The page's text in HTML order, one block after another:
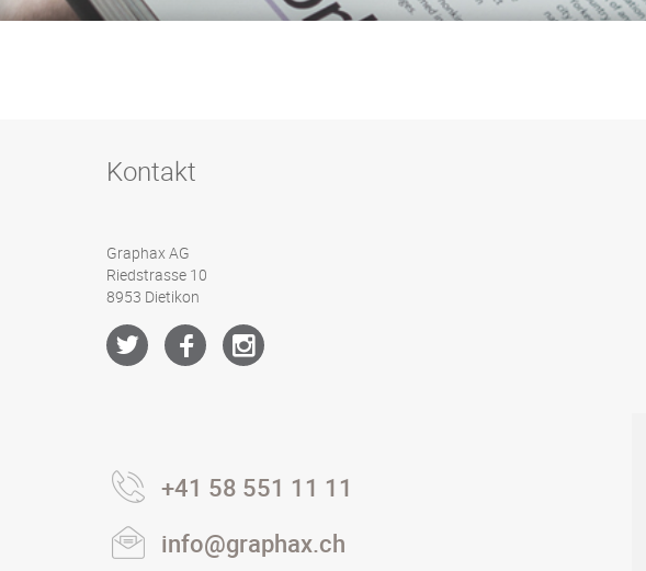
Kontakt
Graphax AG
Riedstrasse 10
8953 Dietikon
+41 58 551 11 11
info@graphax.ch